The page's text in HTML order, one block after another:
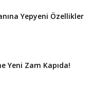
Yepyeni Özellikler
Yeni Zam Kapıda!